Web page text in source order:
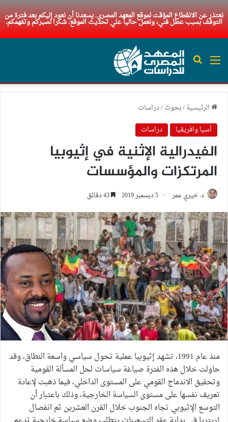
نعتذر عن الانقطاع المؤقت لموقع المعهد المصري. يسعدنا أن نعود إليكم بعد فترة من
التوقف بسبب عطل فني، ونعمل حاليا علي تحديث الموقع. شكرا لصبركم وتفهمكم.
القائمة بحث عن
الرئيسية/بحوث/دراسات
أسيا وافريقيا
دراسات
الفيدرالية الإثنية في إثيوبيا
المرتكزات والمؤسسات
د. خيري عمر 5 ديسمبر 2019
منذ عام 1991، تشهد إثيوبيا عملية تحول سياسي واسعة النطاق، وقد
حاولت خلال هذه الفترة صياغة سياسات لحل المسألة القومية
وتحقيق الاندماج القومي على المستوى الداخلي، فيما ذهبت لإعادة
تعريف نفسها على مستوى السياسة الخارجية، وذلك باعتبار أن
التوسع الإثيوبي تجاه الجنوب خلال القرن العشرين ثم انفصال